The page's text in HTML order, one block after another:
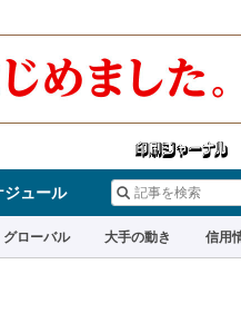
ジュール
グローバル 大手の動き 信用